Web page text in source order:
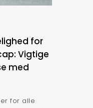
for
Vigtige
med
for alle